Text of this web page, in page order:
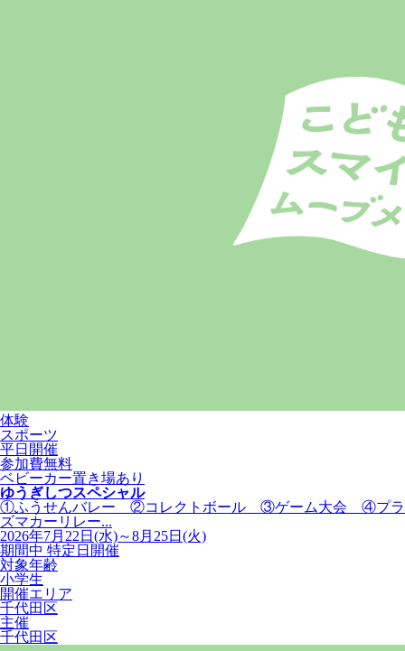
体験
スポーツ
平日開催
参加費無料
ベビーカー置き場あり
ゆうぎしつスペシャル
①ふうせんバレー ②コレクトボール ③ゲーム大会 ④プラ
ズマカーリレー...
2026年7月22日(水)～8月25日(火)
期間中 特定日開催
対象年齢
小学生
開催エリア
千代田区
主催
千代田区